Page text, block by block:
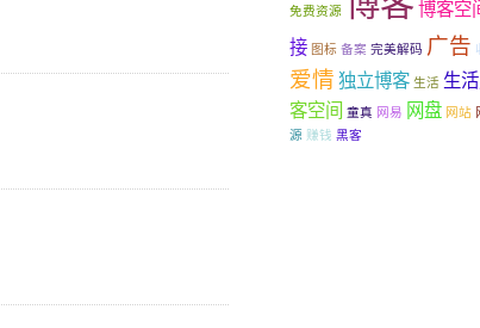
免费资源 博客空
接 图标 备案 完美解码 广告
爱情 独立博客 生活 生
客空间
童真 网易 网盘 网站
源 赚钱 黑客